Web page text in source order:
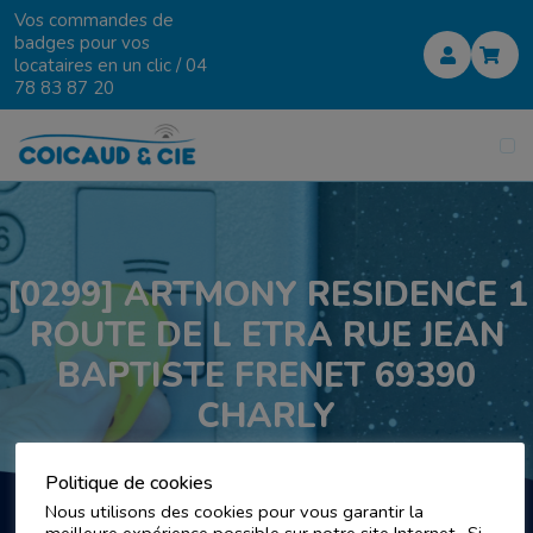
Vos commandes de
badges pour vos
locataires en un clic /04
78 83 87 20
[0299] ARTMONY RESIDENCE 1
ROUTE DE L ETRA RUE JEAN
BAPTISTE FRENET 69390
CHARLY
Politique de cookies
Nous utilisons des cookies pour vous garantir la